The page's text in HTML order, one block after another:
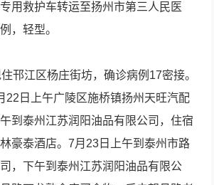
用救护车转运至扬州市第三人民医
，轻型。
邗江区杨庄街坊，确诊病例17密接。
22日上午广陵区施桥镇扬州天旺汽配
到泰州江苏润阳油品有限公司，住宿
豪泰酒店。7月23日上午到泰州市路
，下午到泰州江苏润阳油品有限公